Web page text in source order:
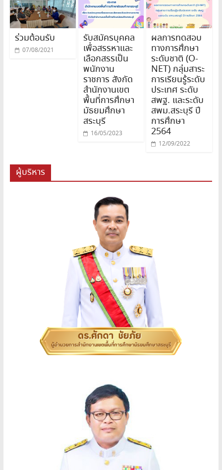
ร่วมต้อนรับ
07/08/2021
รับสมัครบุคคล
เพื่อสรรหาและ
เลือกสรรเป็น
พนักงาน
ราชการ สังกัด
สำนักงานเขต
พื้นที่การศึกษา
มัธยมศึกษา
สระบุรี
16/05/2023
ผลการทดสอบ
ทางการศึกษา
ระดับชาติ (O-
NET) กลุ่มสาระ
การเรียนรู้ระดับ
ประเทศ ระดับ
สพฐ. และระดับ
สพม.สระบุรี ปี
การศึกษา
2564
12/09/2022
ผู้บริหาร